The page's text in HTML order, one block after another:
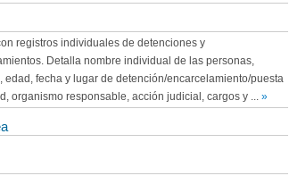
registros individuales de detenciones y
Detalla nombre individual de las personas,
edad, fecha y lugar de detención/encarcelamiento/puesta
organismo responsable, acción judicial, cargos y
»